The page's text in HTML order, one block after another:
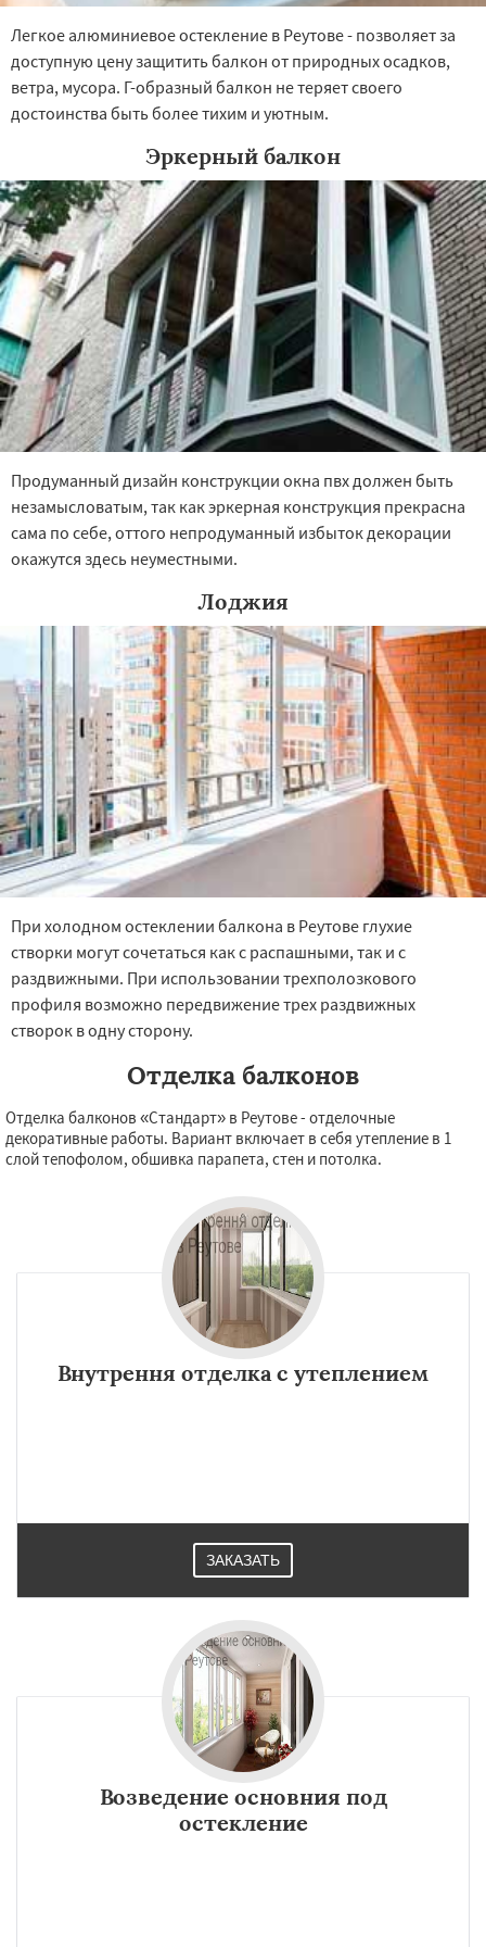
Легкое алюминиевое остекление в Реутове - позволяет за
доступную цену защитить балкон от природных осадков,
ветра, мусора. Г-образный балкон не теряет своего
достоинства быть более тихим и уютным.
Эркерный балкон
Продуманный дизайн конструкции окна пвх должен быть
незамысловатым, так как эркерная конструкция прекрасна
сама по себе, оттого непродуманный избыток декорации
окажутся здесь неуместными.
Лоджия
При холодном остеклении балкона в Реутове глухие
створки могут сочетаться как с распашными, так и с
раздвижными. При использовании трехполозкового
профиля возможно передвижение трех раздвижных
створок в одну сторону.
Отделка балконов
Отделка балконов «Стандарт» в Реутове - отделочные
декоративные работы. Вариант включает в себя утепление в 1
слой тепофолом, обшивка парапета, стен и потолка.
Внутрення отделка с утеплением
ЗАКАЗАТЬ
Возведение основния под
остекление